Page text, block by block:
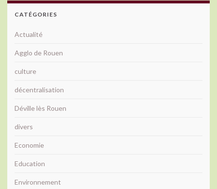
CATÉGORIES
Actualité
Agglo de Rouen
culture
décentralisation
Déville lès Rouen
divers
Economie
Education
Environnement